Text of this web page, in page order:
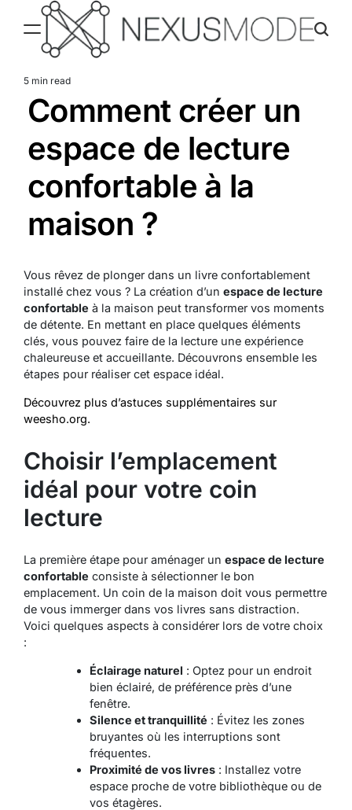
content
Estimated
read
time
5 min read
Comment créer un
espace de lecture
confortable à la
maison ?
Vous rêvez de plonger dans un livre confortablement
installé chez vous ? La création d’un espace de lecture
confortable à la maison peut transformer vos moments
de détente. En mettant en place quelques éléments
clés, vous pouvez faire de la lecture une expérience
chaleureuse et accueillante. Découvrons ensemble les
étapes pour réaliser cet espace idéal.
Découvrez plus d’astuces supplémentaires sur
weesho.org.
Choisir l’emplacement
idéal pour votre coin
lecture
La première étape pour aménager un espace de lecture
confortable consiste à sélectionner le bon
emplacement. Un coin de la maison doit vous permettre
de vous immerger dans vos livres sans distraction.
Voici quelques aspects à considérer lors de votre choix
:
Éclairage naturel : Optez pour un endroit
bien éclairé, de préférence près d’une
fenêtre.
Silence et tranquillité : Évitez les zones
bruyantes où les interruptions sont
fréquentes.
Proximité de vos livres: Installez votre
espace proche de votre bibliothèque ou de
vos étagères.